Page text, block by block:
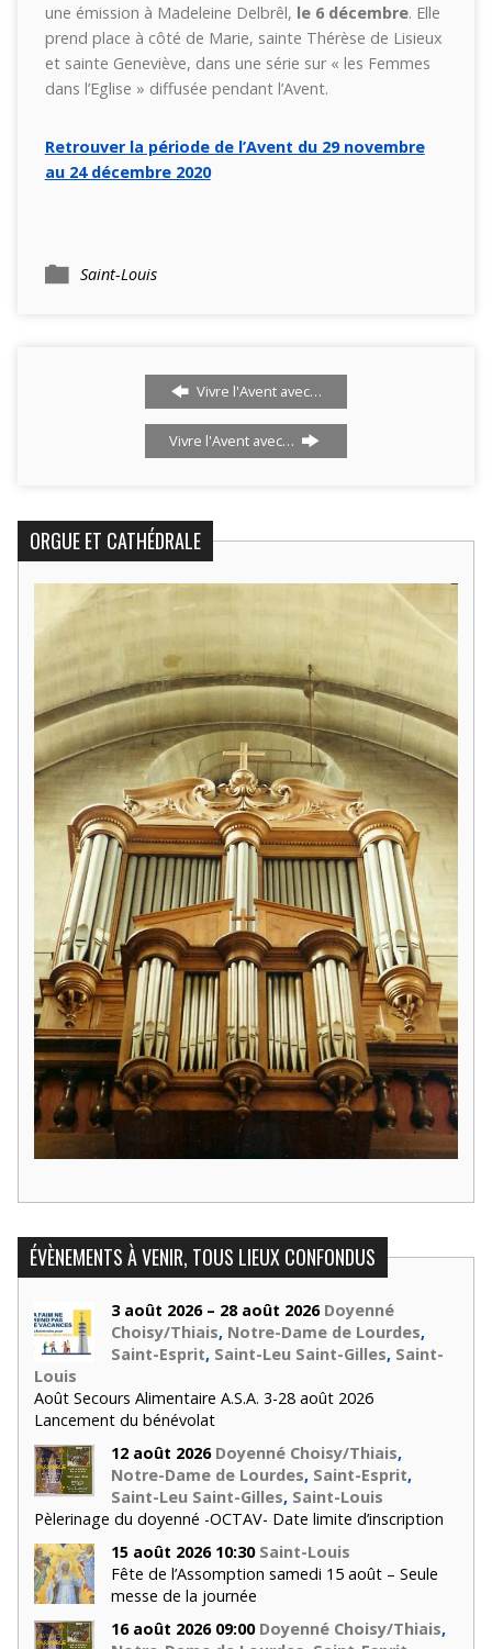
une émission à Madeleine Delbrêl, le 6 décembre. Elle
prend place à côté de Marie, sainte Thérèse de Lisieux
et sainte Geneviève, dans une série sur « les Femmes
dans l’Eglise » diffusée pendant l’Avent.
Retrouver la période de l’Avent du 29 novembre
au 24 décembre 2020
Saint-Louis
Vivre l'Avent avec…
Vivre l'Avent avec…
ORGUE ET CATHÉDRALE
ÉVÈNEMENTS À VENIR, TOUS LIEUX CONFONDUS
3 août 2026 – 28 août 2026 Doyenné
Choisy/Thiais, Notre-Dame de Lourdes,
Saint-Esprit, Saint-Leu Saint-Gilles, Saint-
Louis
Août Secours Alimentaire A.S.A. 3-28 août 2026
Lancement du bénévolat
12 août 2026 Doyenné Choisy/Thiais,
Notre-Dame de Lourdes, Saint-Esprit,
Saint-Leu Saint-Gilles, Saint-Louis
Pèlerinage du doyenné -OCTAV- Date limite d’inscription
15 août 2026 10:30 Saint-Louis
Fête de l’Assomption samedi 15 août – Seule
messe de la journée
16 août 2026 09:00 Doyenné Choisy/Thiais,